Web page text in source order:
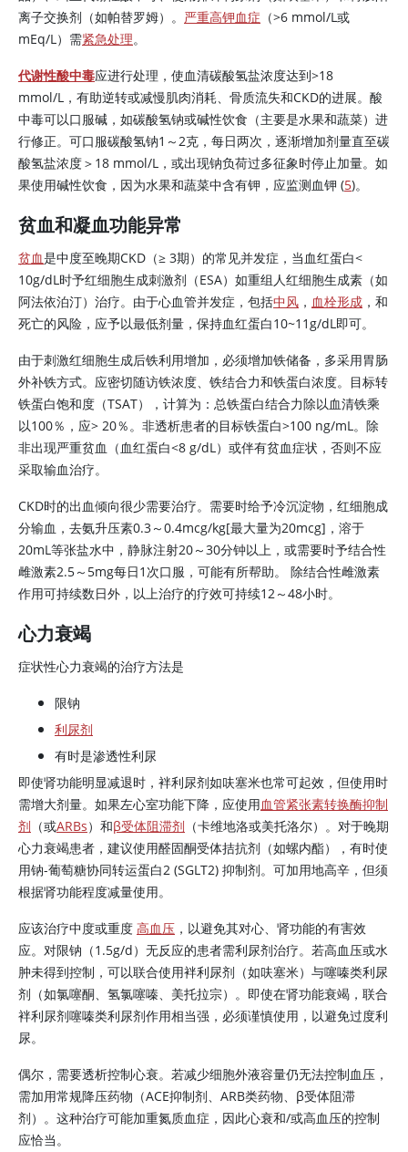
离子交换剂（如帕替罗姆）。 严重高钾血症 （>6 mmol/L或
mEq/L）需紧急处理。
代谢性酸中毒应进行处理，使血清碳酸氢盐浓度达到>18
mmol/L，有助逆转或减慢肌肉消耗、骨质流失和CKD的进展。酸
中毒可以口服碱，如碳酸氢钠或碱性饮食（主要是水果和蔬菜）进
行修正。可口服碳酸氢钠1～2克，每日两次，逐渐增加剂量直至碳
酸氢盐浓度＞18 mmol/L，或出现钠负荷过多征象时停止加量。如
果使用碱性饮食，因为水果和蔬菜中含有钾，应监测血钾 (5)。
贫血和凝血功能异常
贫血是中度至晚期CKD（≥ 3期）的常见并发症，当血红蛋白<
10g/dL时予红细胞生成刺激剂（ESA）如重组人红细胞生成素（如
阿法依泊汀）治疗。由于心血管并发症，包括中风 ， 血栓形成 ，和
死亡的风险，应予以最低剂量，保持血红蛋白10~11g/dL即可。
由于刺激红细胞生成后铁利用增加，必须增加铁储备，多采用胃肠
外补铁方式。应密切随访铁浓度、铁结合力和铁蛋白浓度。目标转
铁蛋白饱和度（TSAT），计算为：总铁蛋白结合力除以血清铁乘
以100％，应> 20％。非透析患者的目标铁蛋白>100 ng/mL。除
非出现严重贫血（血红蛋白<8 g/dL）或伴有贫血症状，否则不应
采取输血治疗。
CKD时的出血倾向很少需要治疗。需要时给予冷沉淀物，红细胞成
分输血，去氨升压素0.3～0.4mcg/kg[最大量为20mcg]，溶于
20mL等张盐水中，静脉注射20～30分钟以上，或需要时予结合性
雌激素2.5～5mg每日1次口服，可能有所帮助。 除结合性雌激素
作用可持续数日外，以上治疗的疗效可持续12～48小时。
心力衰竭
症状性心力衰竭的治疗方法是
限钠
利尿剂
有时是渗透性利尿
即使肾功能明显减退时，袢利尿剂如呋塞米也常可起效，但使用时
需增大剂量。如果左心室功能下降，应使用血管紧张素转换酶抑制
剂 （或ARBs）和β受体阻滞剂 （卡维地洛或美托洛尔）。对于晚期
心力衰竭患者，建议使用醛固酮受体拮抗剂（如螺内酯），有时使
用钠-葡萄糖协同转运蛋白2 (SGLT2) 抑制剂。可加用地高辛，但须
根据肾功能程度减量使用。
应该治疗中度或重度 高血压 ，以避免其对心、肾功能的有害效
应。对限钠（1.5g/d）无反应的患者需利尿剂治疗。若高血压或水
肿未得到控制，可以联合使用袢利尿剂（如呋塞米）与噻嗪类利尿
剂（如氯噻酮、氢氯噻嗪、美托拉宗）。即使在肾功能衰竭，联合
袢利尿剂噻嗪类利尿剂作用相当强，必须谨慎使用，以避免过度利
尿。
偶尔，需要透析控制心衰。若减少细胞外液容量仍无法控制血压，
需加用常规降压药物（ACE抑制剂、ARB类药物、β受体阻滞
剂）。这种治疗可能加重氮质血症，因此心衰和/或高血压的控制
应恰当。